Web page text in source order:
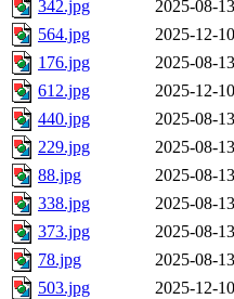
342.jpg 2025-08-
564.jpg
2025-12-
176.jpg
2025-08-
612.jpg
2025-12-
440.jpg
2025-08-
229.jpg
2025-08-
88.jpg
2025-08-
338.jpg
2025-08-
373.jpg
2025-08-
78.jpg
2025-08-
503.jpg
2025-12-